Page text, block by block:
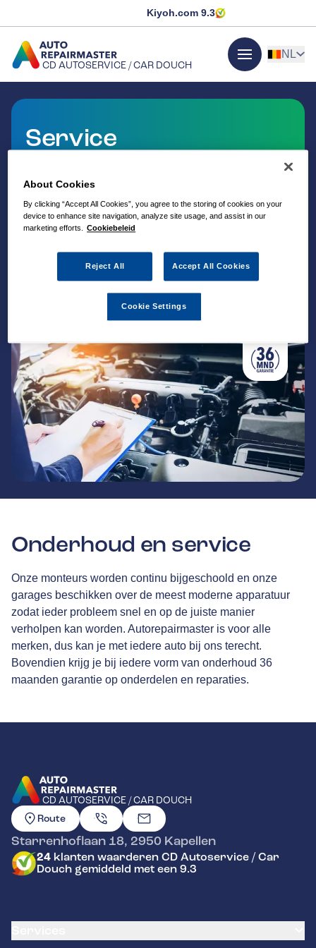
Kiyoh.com 9.3
CD AUTOSERVICE / CAR DOUCH menu
NL
Service
onderhoud.
Onderhoud en service
Onze monteurs worden continu bijgeschoold en onze
garages beschikken over de meest moderne apparatuur
zodat ieder probleem snel en op de juiste manier
verholpen kan worden. Autorepairmaster is voor alle
merken, dus kan je met iedere auto bij ons terecht.
Bovendien krijg je bij iedere vorm van onderhoud 36
maanden garantie op onderdelen en reparaties.
CD AUTOSERVICE / CAR DOUCH
GA NAAR DE HOMEPAGINA
Route
Starrenhoflaan 18, 2950 Kapellen
24 klanten waarderen CD Autoservice / Car
Douch gemiddeld met een 9.3
About Cookies
By clicking “Accept All Cookies”, you agree to the storing of cookies on your
device to enhance site navigation, analyze site usage, and assist in our
marketing efforts. Cookiebeleid
Reject All Accept All Cookies
Cookie Settings